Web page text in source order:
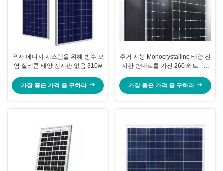
격자 에너지 시스템을 위해 방수 오
염 실리콘 태양 전지판 없음 310w
가장 좋은 가격 을 구하라
주거 지붕 Monocrystalline 태양 전
지판 반대로를 가진 260 와트 - 사
가장 좋은 가격 을 구하라